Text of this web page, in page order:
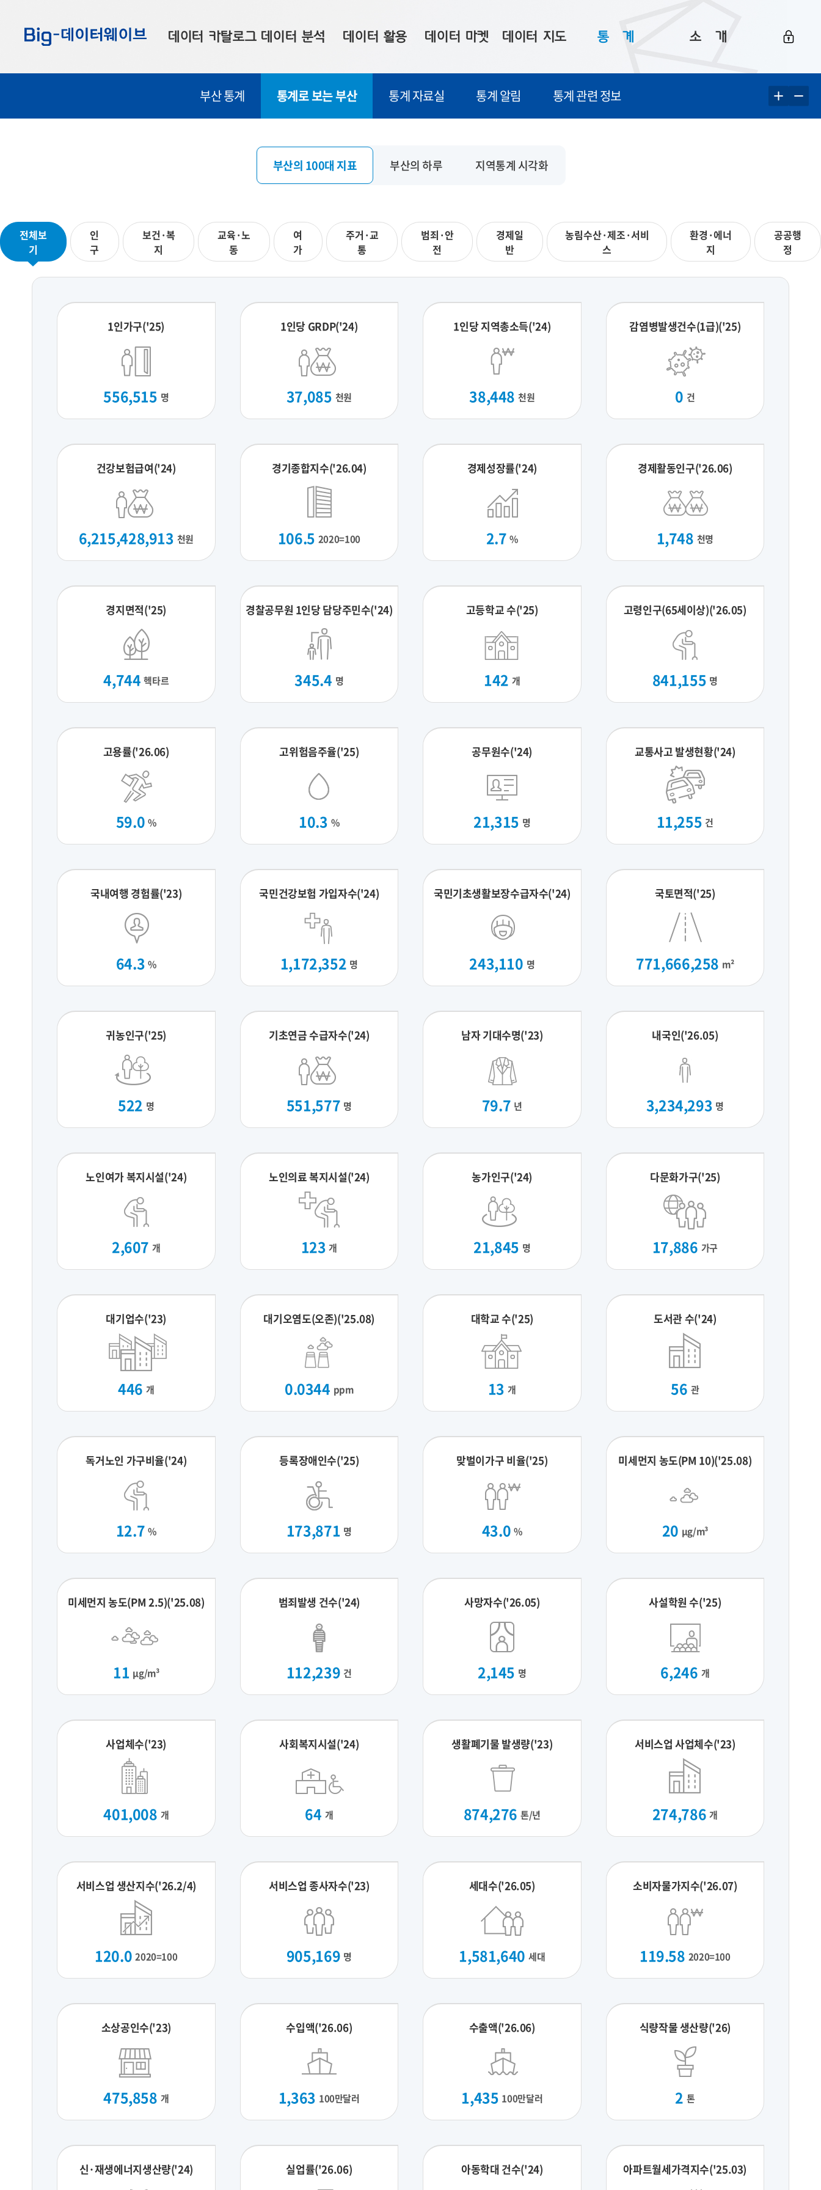
기
기
기
데이터 카탈로그
부산데이터
데이터 분석
우수사례
데이터 활용
시각화 서비스
주소 좌표 변환
프로파일링
데이터 마켓
맞춤형 의뢰
데이터 지도
데이터 현황
통ㅤ계
통계로 보는 부산
소ㅤ개
부산 통계 통계로 보는 부산 통계 자료실 통계 알림 통계 관련 정보
부산의 100대 지표 부산의 하루 지역통계 시각화
전체보
기
인
구
보건·복
지
교육·노
동
여
가
주거·교
통
범죄·안
전
경제일
반
농림수산·제조·서비
스
환경·에너
지
공공행
정
1인가구('25)
556,515 명
1인당 GRDP('24)
37,085 천원
1인당 지역총소득('24)
38,448 천원
감염병발생건수(1급)('25)
0 건
건강보험급여('24)
6,215,428,913 천원
경기종합지수('26.04)
106.5 2020=100
경제성장률('24)
2.7 %
경제활동인구('26.06)
1,748 천명
경지면적('25)
4,744 헥타르
경찰공무원 1인당 담당주민수('24)
345.4 명
고등학교 수('25)
142 개
고령인구(65세이상)('26.05)
841,155 명
고용률('26.06)
59.0 %
고위험음주율('25)
10.3 %
공무원수('24)
21,315 명
교통사고 발생현황('24)
11,255 건
국내여행 경험률('23)
64.3 %
국민건강보험 가입자수('24)
1,172,352 명
국민기초생활보장수급자수('24)
243,110 명
국토면적('25)
771,666,258 m²
귀농인구('25)
522 명
기초연금 수급자수('24)
551,577 명
남자 기대수명('23)
79.7 년
내국인('26.05)
3,234,293 명
노인여가 복지시설('24)
2,607 개
노인의료 복지시설('24)
123 개
농가인구('24)
21,845 명
다문화가구('25)
17,886 가구
대기업수('23)
446 개
대기오염도(오존)('25.08)
0.0344 ppm
대학교 수('25)
13 개
도서관 수('24)
56 관
독거노인 가구비율('24)
12.7 %
등록장애인수('25)
173,871 명
맞벌이가구 비율('25)
43.0 %
미세먼지 농도(PM 10)('25.08)
20 μg/m³
미세먼지 농도(PM 2.5)('25.08)
11 μg/m³
범죄발생 건수('24)
112,239 건
사망자수('26.05)
2,145 명
사설학원 수('25)
6,246 개
사업체수('23)
401,008 개
사회복지시설('24)
64 개
생활폐기물 발생량('23)
874,276 톤/년
서비스업 사업체수('23)
274,786 개
서비스업 생산지수('26.2/4)
120.0 2020=100
서비스업 종사자수('23)
905,169 명
세대수('26.05)
1,581,640 세대
소비자물가지수('26.07)
119.58 2020=100
소상공인수('23)
475,858 개
수입액('26.06)
1,363 100만달러
수출액('26.06)
1,435 100만달러
식량작물 생산량('26)
2 톤
신·재생에너지생산량('24) 실업률('26.06) 아동학대 건수('24) 아파트월세가격지수('25.03)